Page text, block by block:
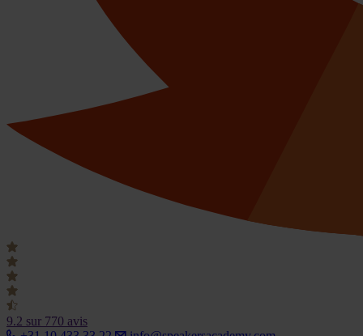
9.2 sur 770 avis